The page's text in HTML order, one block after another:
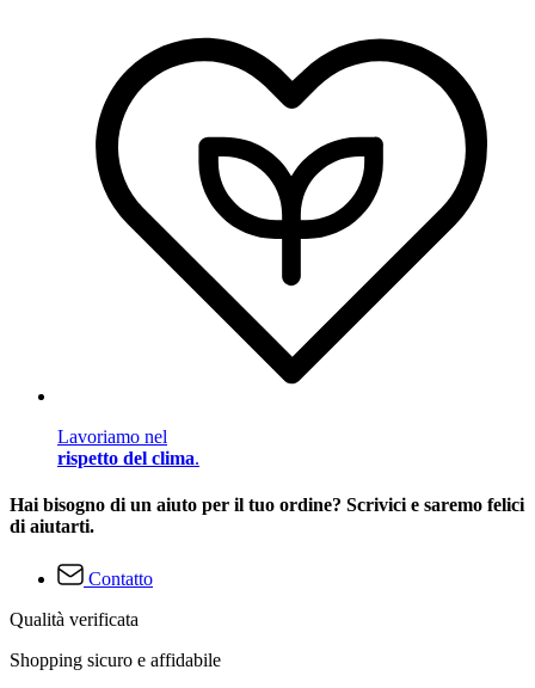
Lavoriamo nel
rispetto del clima.
Hai bisogno di un aiuto per il tuo ordine? Scrivici e saremo felici
di aiutarti.
Contatto
Qualità verificata
Shopping sicuro e affidabile